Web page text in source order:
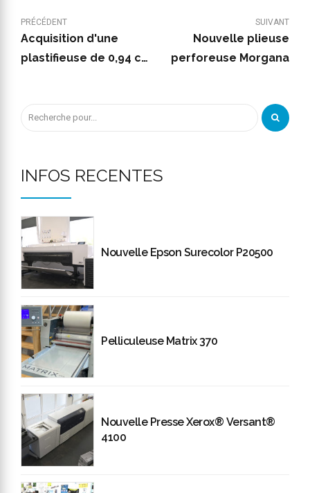
PRÉCÉDENT
Acquisition d'une
plastifieuse de 0,94 cm
SUIVANT
Nouvelle plieuse
perforeuse Morgana
INFOS RECENTES
Nouvelle Epson Surecolor P20500
Pelliculeuse Matrix 370
Nouvelle Presse Xerox® Versant®
4100